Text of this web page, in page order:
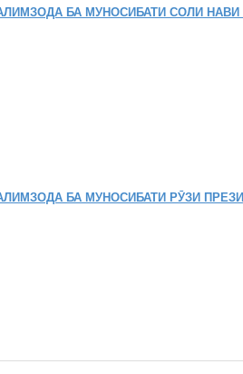
БА МУНОСИБАТИ СОЛИ НАВИ
БА МУНОСИБАТИ РӮЗИ